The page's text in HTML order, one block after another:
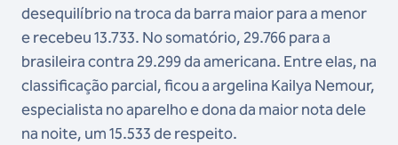
desequilíbrio na troca da barra maior para a menor
e recebeu 13.733. No somatório, 29.766 para a
brasileira contra 29.299 da americana. Entre elas, na
classificação parcial, ficou a argelina Kailya Nemour,
especialista no aparelho e dona da maior nota dele
na noite, um 15.533 de respeito.